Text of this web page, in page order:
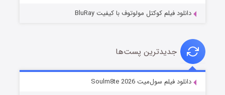
خاندان اژدها فصل ۳
دانلود فیلم کوکتل مولوتوف با کیفیت BluRay
جدیدترین پست‌ها
دانلود فیلم سول‌میت Soulm8te 2026